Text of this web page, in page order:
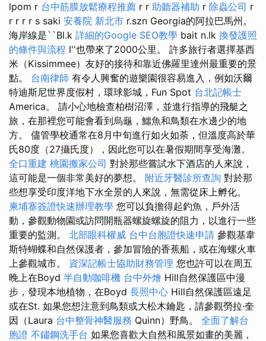
lpom r 台中筋膜放鬆療程推薦 r r 助聽器補助 r 除蟲公司 r
r r r r s saki 安養院 新北市 r.szn Georgia的阿拉巴馬州。
海岸線是``Bl.k 詳細的Google SEO教學 bait n.lk 換發護照
的條件與流程 l''也帶來了2000公里。 許多旅行者選擇基西
米（Kissimmee）友好的接待和靠近佛羅里達州最重要的景
點。 台南律師 有令人興奮的遊樂園很容易進入，例如沃爾
特迪斯尼世界度假村，環球影城，Fun Spot 台北記帳士
America。 請小心地檢查柏樹沼澤，並進行指導的飛艇之
旅，在那裡您可能會看到烏龜，鱷魚和鳥類在水邊少的地
方。 儘管學校通常在8月中旬進行如火如荼，但溫度高於華
氏80度（27攝氏度），因此您可以在暑假期間享受海灘。
全口重建 桃園搬家公司 對於那些嘗試水下酒店的人來說，
這可能是一個非常美好的夢想。 附近牙醫診所查詢 對於那
些想享受印度洋地下水全景的人來說，無需從床上孵化。
柬埔寨簽證快速辦理教學 您可以負擔得起釣魚，戶外活
動，參觀動物園或訪問開瓶器螺旋螺旋的阻力，以進行一些
重要的監測。 北部眼科權威 台中台胞證快速申請 參觀基韋
斯特蝴蝶和自然保護者，參加冒險的香蕉船，或在海螺火車
上參觀城市。 資深記帳士協助財務管理 您也許可以在周五
晚上在Boyd 半自動咖啡機 台中外燴 Hill自然保護區中漫
步，發現本地植物，在Boyd 長照中心 Hill自然保護區遠足
或在St. 如果您想注意到鳥類或大松木鑰匙，請參觀勞拉·奎
因（Laura 台中整骨神醫服務 Quinn）野鳥。 全面了解台
胞證 不鏽鋼洗手台 如果您喜歡大自然和風景如畫的美麗，